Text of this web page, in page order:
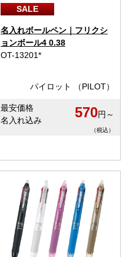
SALE
名入れボールペン｜フリクシ
ョンボール4 0.38
OT-13201*
パイロット （PILOT）
最安価格
名入れ込み
570円～
（税込）